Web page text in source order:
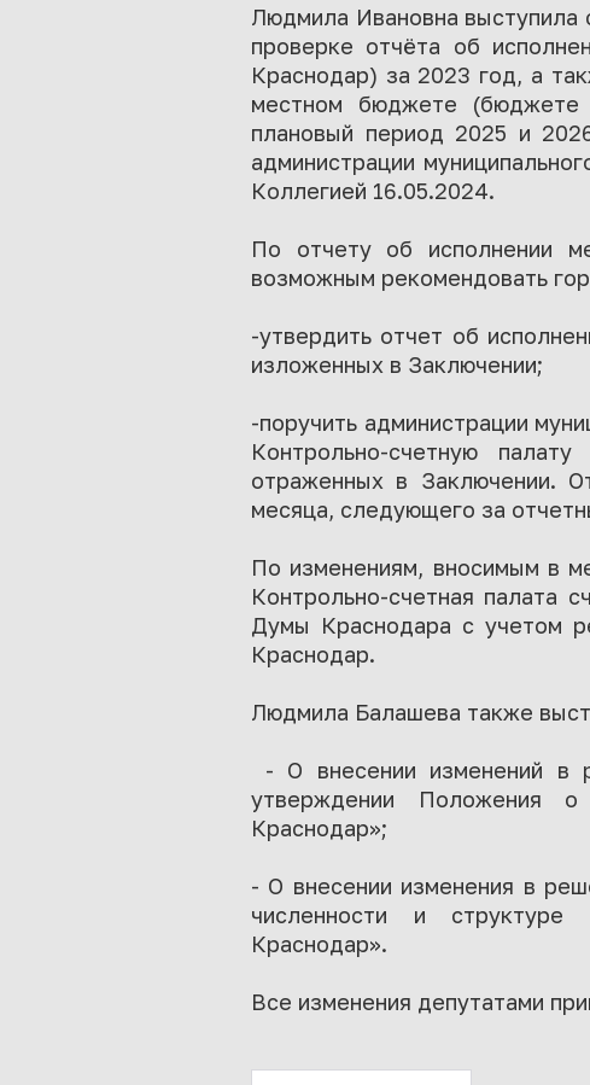
Людмила Ивановна выступила
проверке отчёта об
Краснодар) за 2023 год, а
местном бюджете (бюджете
плановый период 2025 и
администрации
Коллегией 16.05.2024.
По отчету об исполнении
возможным рекомендовать
-утвердить отчет об
изложенных в Заключении;
-поручить администрации
Контрольно-счетную
отраженных в Заключении.
месяца, следующего за
По изменениям, вносимым в
Контрольно-счетная палата
Думы Краснодара с учетом
Краснодар.
Людмила Балашева также
- О внесении изменений в
утверждении Положения о
Краснодар»;
- О внесении изменения в
численности и структуре
Краснодар».
Все изменения депутатами